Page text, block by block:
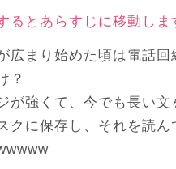
るとあらすじに移動しま
広まり始めた頃は電話
？
が強くて、今でも長い
クに保存し、それを読